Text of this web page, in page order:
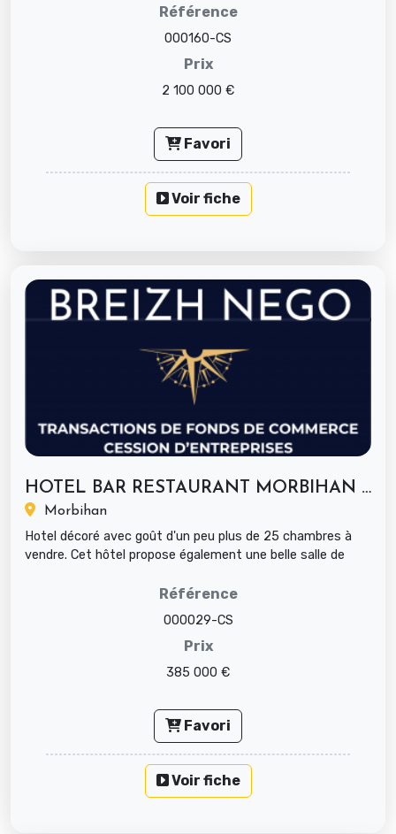
Référence
000160-CS
Prix
2 100 000 €
Favori
Voir fiche
HOTEL BAR RESTAURANT MORBIHAN A VENDRE
Morbihan
Hotel décoré avec goût d'un peu plus de 25 chambres à
vendre. Cet hôtel propose également une belle salle de
Référence
000029-CS
Prix
385 000 €
Favori
Voir fiche